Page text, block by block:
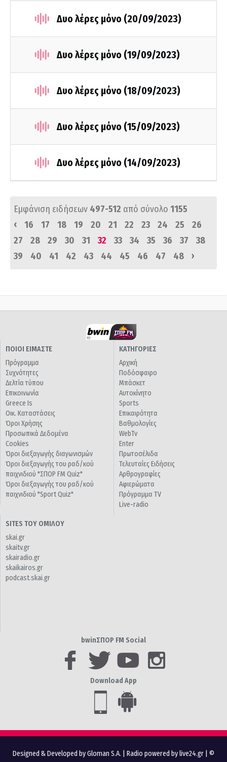
Δυο λέρες μόνο (20/09/2023)
Δυο λέρες μόνο (19/09/2023)
Δυο λέρες μόνο (18/09/2023)
Δυο λέρες μόνο (15/09/2023)
Δυο λέρες μόνο (14/09/2023)
Εμφάνιση ειδήσεων 497-512 από σύνολο 1155
‹
16 17 18 19 20 21 22 23 24 25
26
27
28 29 30 31 32 33 34 35 36 37
38
39
40 41 42 43 44 45 46 47 48 ›
ΠΟΙΟΙ ΕΙΜΑΣΤΕ
Πρόγραμμα
Συχνότητες
Δελτία τύπου
Επικοινωνία
Greece Is
Οικ. Καταστάσεις
Όροι Χρήσης
Προσωπικά Δεδομένα
Cookies
Όροι διεξαγωγής διαγωνισμών
Όροι διεξαγωγής του ραδ/κού
παιχνιδιού "ΣΠΟΡ FM Quiz"
Όροι διεξαγωγής του ραδ/κού
παιχνιδιού "Sport Quiz"
ΚΑΤΗΓΟΡΙΕΣ
Αρχική
Ποδόσφαιρο
Μπάσκετ
Αυτοκίνητο
Sports
Επικαιρότητα
Βαθμολογίες
WebTv
Enter
Πρωτοσέλιδα
Τελευταίες Ειδήσεις
Αρθρογραφίες
Αφιερώματα
Πρόγραμμα TV
Live-radio
SITES ΤΟΥ ΟΜΙΛΟΥ
skai.gr
skaitv.gr
skairadio.gr
skaikairos.gr
podcast.skai.gr
bwinΣΠΟΡ FM Social
Download App
Designed & Developed by Gloman S.A. Radio powered by live24.gr | ©